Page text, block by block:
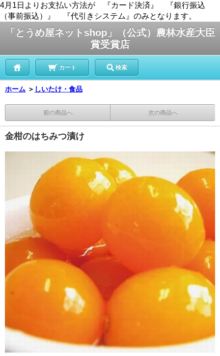
4月1日よりお支払い方法が 『カード決済』 『銀行振込
（事前振込）』 『代引きシステム』のみとなります。
「とうめ屋ネットshop」（公式）農林水産大臣
賞受賞店
カート 検索
ホーム ＞ しいたけ・食品
前の商品へ 次の商品へ
金柑のはちみつ漬け